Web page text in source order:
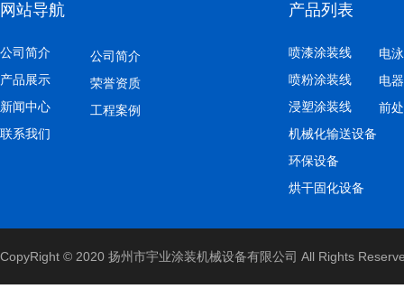
网站导航
公司简介
产品展示
新闻中心
联系我们
公司简介
荣誉资质
工程案例
产品列表
喷漆涂装线
喷粉涂装线
浸塑涂装线
机械化输送设备
环保设备
烘干固化设备
电
电
前
CopyRight © 2020 扬州市宇业涂装机械设备有限公司 All Rights